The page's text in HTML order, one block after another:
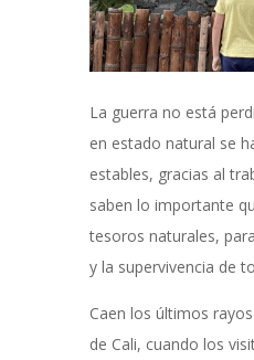
La guerra no está
en estado natural se
estables, gracias al
saben lo importante
tesoros naturales,
y la supervivencia de
Caen los últimos
de Cali, cuando los